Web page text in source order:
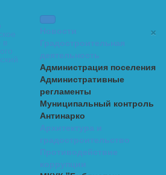
×
Новости
Градостроительная
деятельность
Администрация поселения
Административные
регламенты
Муниципальный контроль
Антинарко
Архитектура и
градостроительство
Противодействие
коррупции